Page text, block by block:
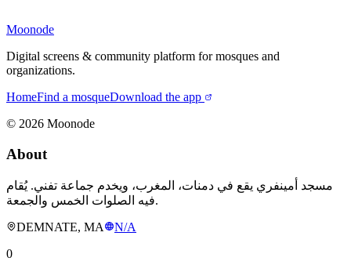
Moonode
Digital screens & community platform for mosques and
organizations.
HomeFind a mosqueDownload the app
© 2026 Moonode
About
مسجد أمينفري يقع في دمنات، المغرب، ويخدم جماعة تفني. يُقام
فيه الصلوات الخمس والجمعة.
DEMNATE, MA
N/A
0